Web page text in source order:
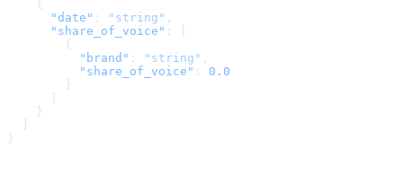
    {
      "date"
: "string" ,
      "share_of_voice"
: [
        {
          "brand"
: "string" ,
          "share_of_voice"
: 0.0
        }
    }
}